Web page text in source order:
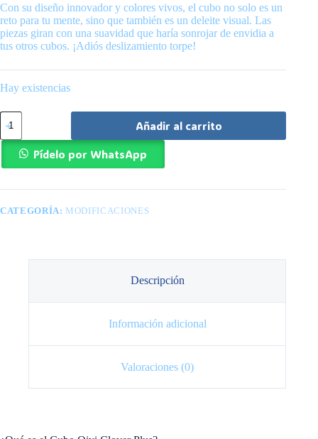
Con su diseño innovador y colores vivos, el cubo no solo es un
reto para tu mente, sino que también es un deleite visual. Las
piezas giran con una suavidad que haría sonrojar de envidia a
tus otros cubos. ¡Adiós deslizamiento torpe!
Hay existencias
QiYi
Clover
Plus
Cube
cantidad
Añadir al carrito
Pídelo por WhatsApp
CATEGORÍA: MODIFICACIONES
Descripción
Información adicional
Valoraciones (0)